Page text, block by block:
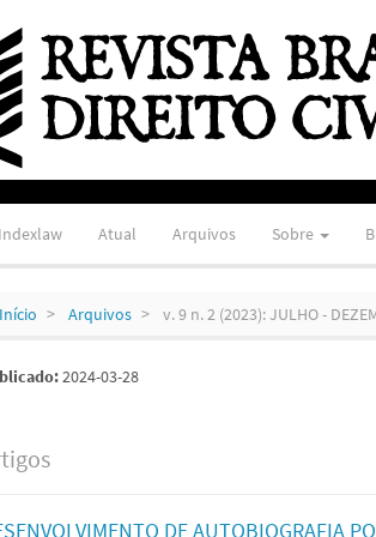
Indexlaw Atual Arquivos Sobre
Início Arquivos v. 9 n. 2 (2023): JULHO -
2024-03-28
DE AUTOBIOGRAFIA